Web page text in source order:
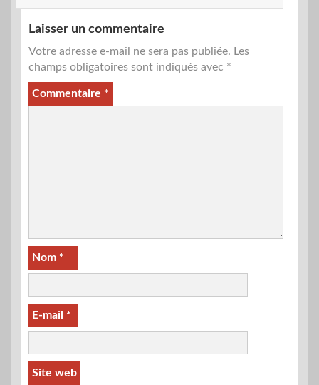
Laisser un commentaire
Votre adresse e-mail ne sera pas publiée. Les
champs obligatoires sont indiqués avec *
Commentaire *
Nom *
E-mail *
Site web